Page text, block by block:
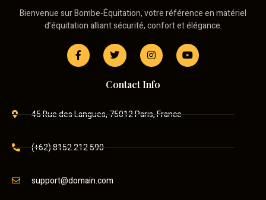
Bienvenue sur Bombe-Équitation, votre référence en matériel
d’équitation alliant sécurité, confort et élégance.
Contact Info
45 Rue des Langues, 75012 Paris, France
(+62) 8152 212 590
support@domain.com